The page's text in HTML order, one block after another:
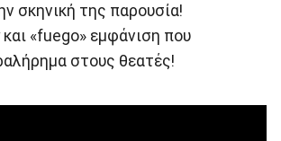
σκηνική της παρουσία!
«fuego» εμφάνιση που
στους θεατές!